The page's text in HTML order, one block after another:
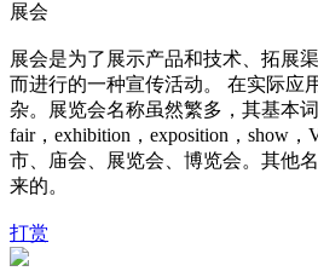
展会
展会是为了展示产品和技术、拓展
而进行的一种宣传活动。 在实际应
杂。展览会名称虽然繁多，其基本
fair，exhibition，exposition，show
市、庙会、展览会、博览会。其他
来的。
打赏